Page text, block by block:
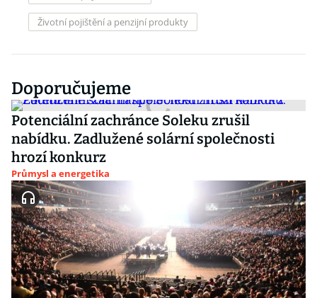
Životní pojištění a penzijní produkty
Doporučujeme
Potenciální zachránce Soleku zrušil
nabídku. Zadlužené solární společnosti
hrozí konkurz
Průmysl a energetika